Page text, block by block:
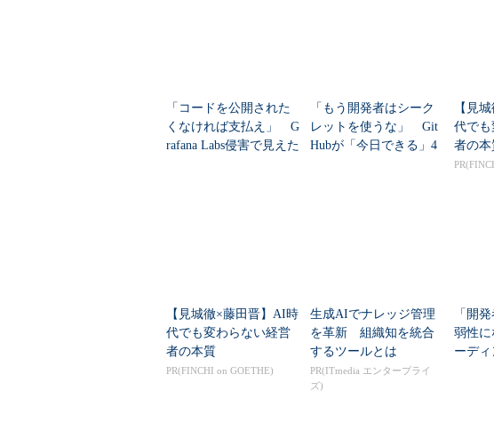
「コードを公開された
くなければ支払え」 G
rafana Labs侵害で見えた
「もう開発者はシーク
レットを使うな」 Git
Hubが「今日できる」4
【見
代で
者の本
【見城徹×藤田晋】AI時
代でも変わらない経営
者の本質
PR(FINCHI on GOETHE)
生成AIでナレッジ管理
を革新 組織知を統合
するツールとは
PR(ITmedia エンタープライ
ズ)
「開
弱性
ーディ